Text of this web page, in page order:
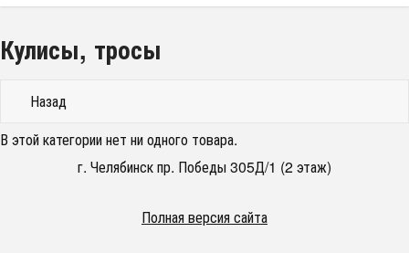
Кулисы, тросы
Назад
В этой категории нет ни одного товара.
г. Челябинск пр. Победы 305Д/1 (2 этаж)
Полная версия сайта